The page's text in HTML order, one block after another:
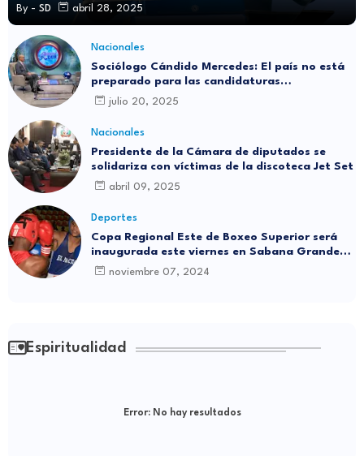
By - SD abril 28, 2025
Nacionales
Sociólogo Cándido Mercedes: El país no está
preparado para las candidaturas
independientes
julio 20, 2025
Nacionales
Presidente de la Cámara de diputados se
solidariza con víctimas de la discoteca Jet Set
abril 09, 2025
Deportes
Copa Regional Este de Boxeo Superior será
inaugurada este viernes en Sabana Grande
de Boyá
noviembre 07, 2024
Espiritualidad
Error:No hay resultados